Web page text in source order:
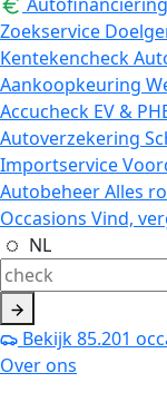
Zoekservice
Kentekencheck
Aankoopkeuring
Accucheck EV &
Autoverzekering
Importservice
AutobeheerAlles
Occasions Vind,
NL
Bekijk85.201
Over ons